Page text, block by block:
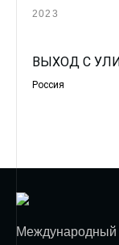
2023
ВЫХОД С
Россия
Международный